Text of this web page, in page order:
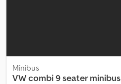
Minibus
VWcombi 9 seater minibus